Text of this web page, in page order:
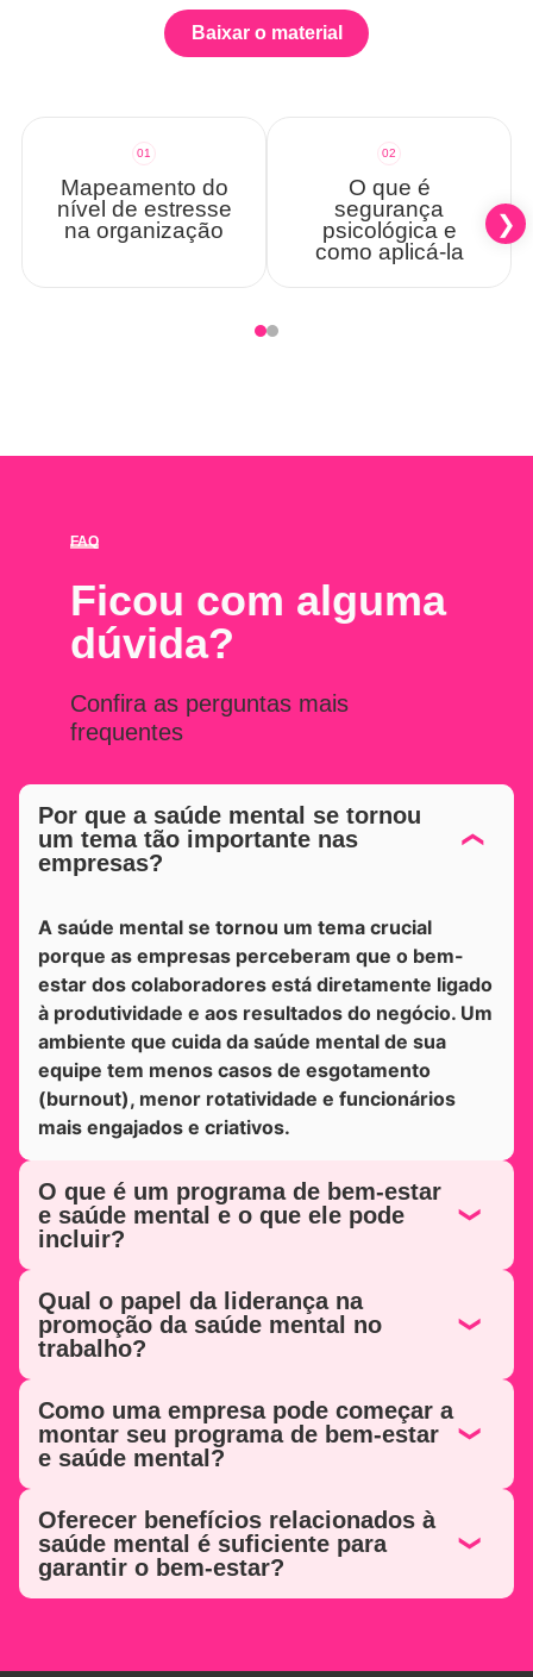
Baixar o material
01
Mapeamento do
nível de estresse
na organização
02
O que é
segurança
psicológica e
como aplicá-la
FAQ
Ficou com alguma
dúvida?
Confira as perguntas mais
frequentes
Por que a saúde mental se tornou
um tema tão importante nas
empresas?
A saúde mental se tornou um tema crucial
porque as empresas perceberam que o bem-
estar dos colaboradores está diretamente ligado
à produtividade e aos resultados do negócio. Um
ambiente que cuida da saúde mental de sua
equipe tem menos casos de esgotamento
(burnout), menor rotatividade e funcionários
mais engajados e criativos.
O que é um programa de bem-estar
e saúde mental e o que ele pode
incluir?
Qual o papel da liderança na
promoção da saúde mental no
trabalho?
Como uma empresa pode começar a
montar seu programa de bem-estar
e saúde mental?
Oferecer benefícios relacionados à
saúde mental é suficiente para
garantir o bem-estar?